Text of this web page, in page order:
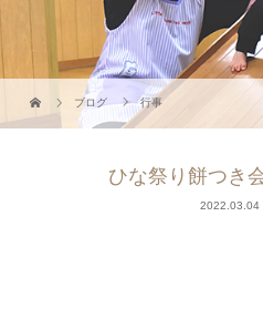
ブログ 行事
ひな祭り餅つき
2022.03.04